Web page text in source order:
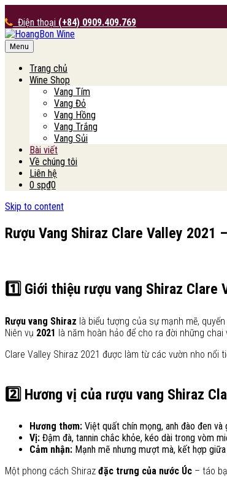
Điện thoại (+84) 0909.409.769
HoangBon Wine
Menu
Trang chủ
Wine Shop
Vang Tím
Vang Đỏ
Vang Hồng
Vang Trắng
Vang Sủi
Bài viết
Về chúng tôi
Liên hệ
0 sp₫0
Skip to content
Rượu Vang Shiraz Clare Valley 2021
1️⃣ Giới thiệu rượu vang Shiraz Clare
Rượu vang Shiraz là biểu tượng của sự mạnh mẽ,
Niên vụ 2021 là năm hoàn hảo để cho ra đời những
Clare Valley Shiraz 2021 được làm từ các vườn nho nổi
2️⃣ Hương vị của rượu vang Shiraz
Hương thơm: Việt quất chín mọng, anh đào đen và
Vị: Đậm đà, tannin chắc khỏe, kéo dài trong vòm
Cảm nhận: Mạnh mẽ nhưng mượt mà, kết hợp
Một phong cách Shiraz đặc trưng của nước Úc – táo